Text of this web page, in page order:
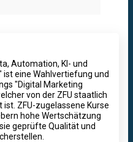
Automation, KI- und
eine Wahlvertiefung und
"Digital Marketing
von der ZFU staatlich
ZFU-zugelassene Kurse
hohe Wertschätzung
geprüfte Qualität und